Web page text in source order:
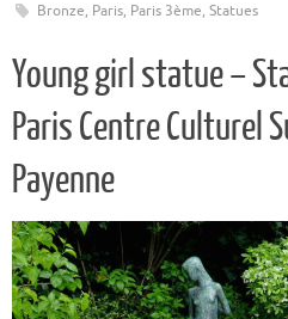
Bronze, Paris, Paris 3ème, Statues
Young girl statue –
Paris Centre Culturel
Payenne